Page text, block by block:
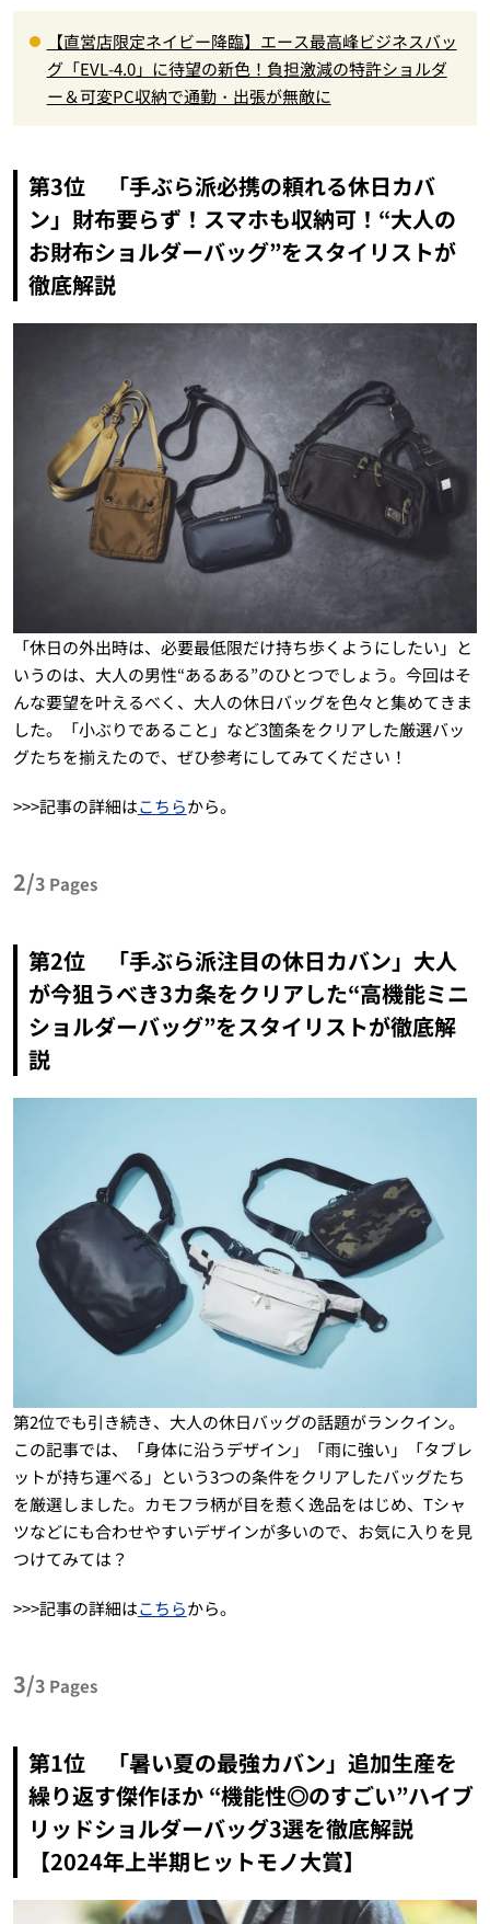
【直営店限定ネイビー降臨】エース最高峰ビジネスバッ
グ「EVL-4.0」に待望の新色！負担激減の特許ショルダ
ー＆可変PC収納で通勤・出張が無敵に
第3位 「手ぶら派必携の頼れる休日カバ
ン」財布要らず！スマホも収納可！“大人の
お財布ショルダーバッグ”をスタイリストが
徹底解説
「休日の外出時は、必要最低限だけ持ち歩くようにしたい」と
いうのは、大人の男性“あるある”のひとつでしょう。今回はそ
んな要望を叶えるべく、大人の休日バッグを色々と集めてきま
した。「小ぶりであること」など3箇条をクリアした厳選バッ
グたちを揃えたので、ぜひ参考にしてみてください！
>>>記事の詳細はこちらから。
2/3 Pages
第2位 「手ぶら派注目の休日カバン」大人
が今狙うべき3カ条をクリアした“高機能ミニ
ショルダーバッグ”をスタイリストが徹底解
説
第2位でも引き続き、大人の休日バッグの話題がランクイン。
この記事では、「身体に沿うデザイン」「雨に強い」「タブレ
ットが持ち運べる」という3つの条件をクリアしたバッグたち
を厳選しました。カモフラ柄が目を惹く逸品をはじめ、Tシャ
ツなどにも合わせやすいデザインが多いので、お気に入りを見
つけてみては？
>>>記事の詳細はこちらから。
3/3 Pages
第1位 「暑い夏の最強カバン」追加生産を
繰り返す傑作ほか “機能性◎のすごい”ハイブ
リッドショルダーバッグ3選を徹底解説
【2024年上半期ヒットモノ大賞】